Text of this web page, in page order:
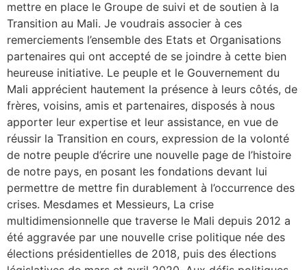
mettre en place le Groupe de suivi et de soutien à la
Transition au Mali. Je voudrais associer à ces
remerciements l’ensemble des Etats et Organisations
partenaires qui ont accepté de se joindre à cette bien
heureuse initiative. Le peuple et le Gouvernement du
Mali apprécient hautement la présence à leurs côtés, de
frères, voisins, amis et partenaires, disposés à nous
apporter leur expertise et leur assistance, en vue de
réussir la Transition en cours, expression de la volonté
de notre peuple d’écrire une nouvelle page de l’histoire
de notre pays, en posant les fondations devant lui
permettre de mettre fin durablement à l’occurrence des
crises. Mesdames et Messieurs, La crise
multidimensionnelle que traverse le Mali depuis 2012 a
été aggravée par une nouvelle crise politique née des
élections présidentielles de 2018, puis des élections